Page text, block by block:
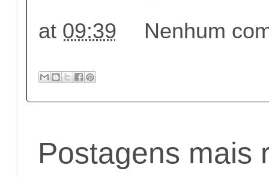
at 09:39 Nenhum
Postagens mais